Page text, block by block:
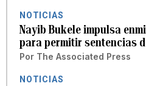
NOTICIAS
Nayib Bukele impulsa
para permitir sentencias
Por The Associated Press
NOTICIAS